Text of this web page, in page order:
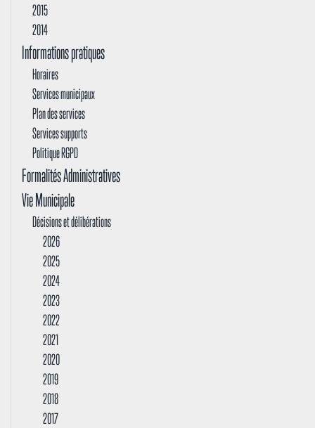
2015
2014
Informations pratiques
Horaires
Services municipaux
Plan des services
Services supports
Politique RGPD
Formalités Administratives
Vie Municipale
Décisions et délibérations
2026
2025
2024
2023
2022
2021
2020
2019
2018
2017